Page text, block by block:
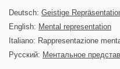
Deutsch: Geistige
English: Mental representation
Italiano: Rappresentazione
Русский: Ментальное